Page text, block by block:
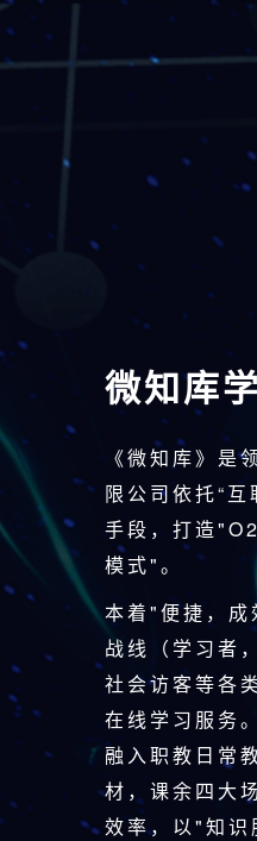
微知库
《微知库》是
限公司依托“
手段，打造
模式"。
本着"便捷，
战线（学习者
社会访客等各
在线学习服务。
融入职教日常
材，课余四大
效率，以"知